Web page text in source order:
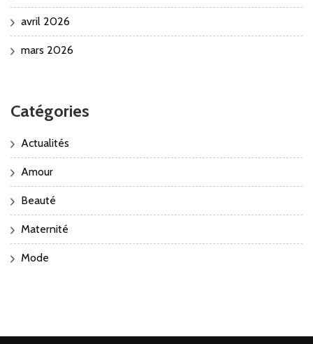
avril 2026
mars 2026
Catégories
Actualités
Amour
Beauté
Maternité
Mode